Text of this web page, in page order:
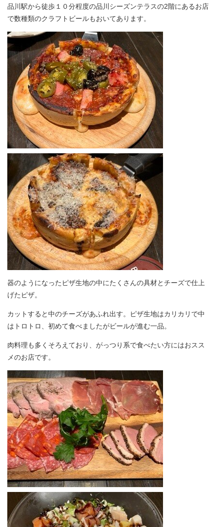
品川駅から徒歩１０分程度の品川シーズンテラスの2階にあるお店
で数種類のクラフトビールもおいてあります。
器のようになったピザ生地の中にたくさんの具材とチーズで仕上
げたピザ。
カットすると中のチーズがあふれ出す。ピザ生地はカリカリで中
はトロトロ、初めて食べましたがビールが進む一品。
肉料理も多くそろえており、がっつり系で食べたい方にはおスス
メのお店です。